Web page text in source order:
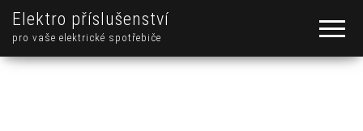
Elektro příslušenství
pro vaše elektrické spotřebiče